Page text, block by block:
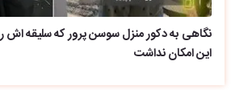
نگاهی به دکور منزل سوسن پرور که سلیقه اش را
این امکان نداشت